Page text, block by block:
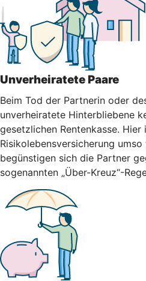
Unverheiratete Paare
Beim Tod der Partnerin oder
unverheiratete Hinterbliebene
gesetzlichen Rentenkasse. Hier
Risikolebensversicherung
begünstigen sich die Partner
sogenannten „Über-Kreuz“-